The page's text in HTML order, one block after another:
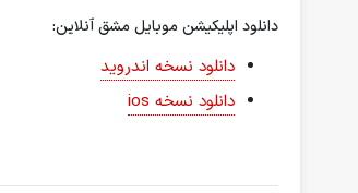
دانلود اپلیکیشن موبایل مشق آنلاین:
دانلود نسخه اندروید
دانلود نسخه ios